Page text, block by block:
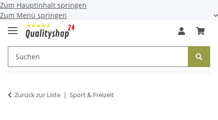
Zum Hauptinhalt springen
Zum Menü springen
Zurück zur Liste Sport & Freizeit